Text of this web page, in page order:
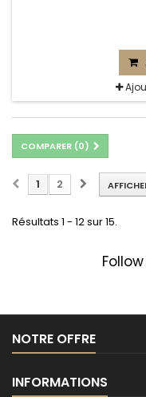
COMPARER (0)
1 2
Résultats 1 - 12 sur 15.
NOTRE OFFRE
INFORMATIONS